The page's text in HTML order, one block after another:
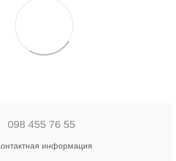
098 455 76 55
информация